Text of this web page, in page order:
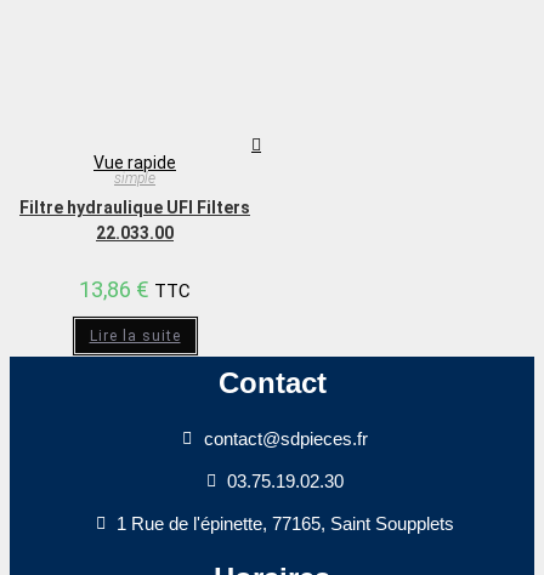
Vue rapide
simple
Filtre hydraulique UFI Filters
22.033.00
13,86 € TTC
Lire la suite
Contact
contact@sdpieces.fr
03.75.19.02.30
1 Rue de l'épinette, 77165, Saint Soupplets